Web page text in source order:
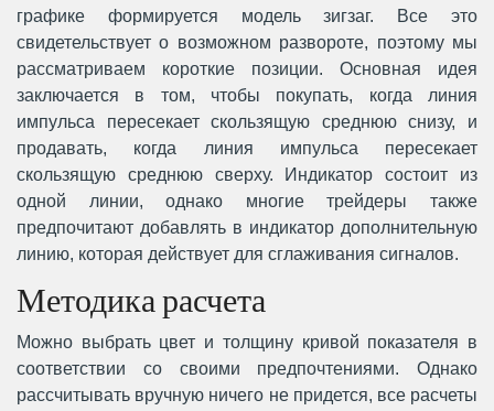
графике формируется модель зигзаг. Все это
свидетельствует о возможном развороте, поэтому мы
рассматриваем короткие позиции. Основная идея
заключается в том, чтобы покупать, когда линия
импульса пересекает скользящую среднюю снизу, и
продавать, когда линия импульса пересекает
скользящую среднюю сверху. Индикатор состоит из
одной линии, однако многие трейдеры также
предпочитают добавлять в индикатор дополнительную
линию, которая действует для сглаживания сигналов.
Методика расчета
Можно выбрать цвет и толщину кривой показателя в
соответствии со своими предпочтениями. Однако
рассчитывать вручную ничего не придется, все расчеты